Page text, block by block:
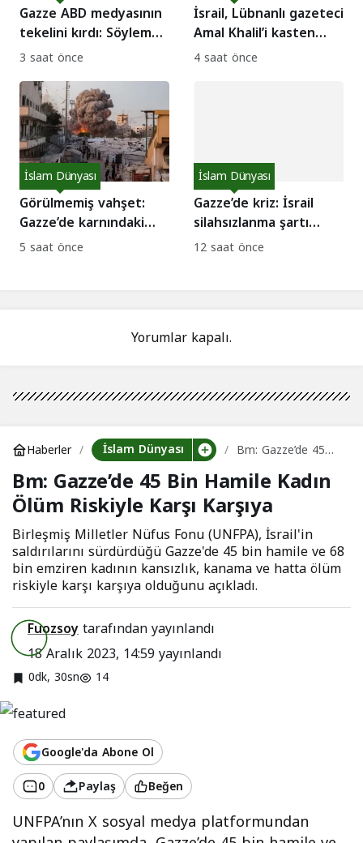
Gazze ABD medyasının
tekelini kırdı: Söylem
nasıl çatladı?
3 saat önce
İsrail, Lübnanlı gazeteci
Amal Khalil’i kasten
katletti!
4 saat önce
Görülmemiş vahşet:
Gazze’de karnındaki
bebeğiyle anne
İslam Dünyası
5 saat önce
Gazze’de kriz: İsrail
silahsızlanma şartı
koştu, arabulucular
İslam Dünyası
12 saat önce
Yorumlar kapalı.
Haberler İslam Dünyası
Bm: Gazze’de 45
Bin Hamile Kadın
Ölüm Riskiyle Karşı
Karşıya
Bm: Gazze’de 45 Bin Hamile Kadın
Ölüm Riskiyle Karşı Karşıya
Birleşmiş Milletler Nüfus Fonu (UNFPA), İsrail'in
saldırılarını sürdürdüğü Gazze'de 45 bin hamile ve 68
bin emziren kadının kansızlık, kanama ve hatta ölüm
riskiyle karşı karşıya olduğunu açıkladı.
Fuozsoytarafından yayınlandı
18 Aralık 2023, 14:59yayınlandı
0dk, 30sn 14
Google'da Abone Ol
0
Paylaş Beğen
UNFPA’nın X sosyal medya platformundan